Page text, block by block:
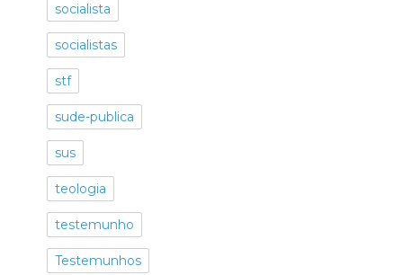
socialista
socialistas
stf
sude-publica
sus
teologia
testemunho
Testemunhos